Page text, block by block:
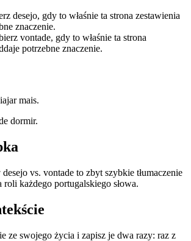
desejo, gdy to właśnie ta strona zestawienia
znaczenie.
vontade, gdy to właśnie ta strona
potrzebne znaczenie.
mais.
dormir.
desejo vs. vontade to zbyt szybkie tłumaczenie
roli każdego portugalskiego słowa.
ze swojego życia i zapisz je dwa razy: raz z